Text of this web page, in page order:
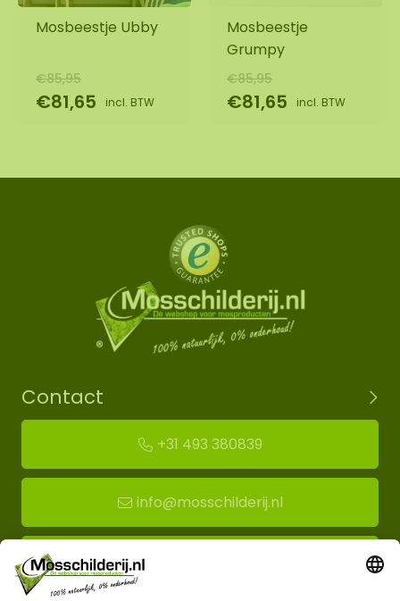
Mosbeestje Ubby
€85,95
€81,65 incl. BTW
Mosbeestje
Grumpy
€85,95
€81,65 incl. BTW
Contact
+31 493 380839
info@mosschilderij.nl
Route naar mos-showroom